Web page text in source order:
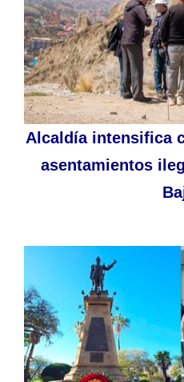
Alcaldía intensifica
asentamientos